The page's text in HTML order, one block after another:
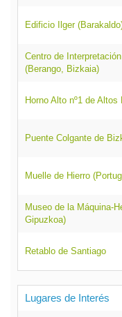
Edificio Ilger
Centro de
(Berango, Bizkaia)
Horno Alto nº1 de
Puente Colgante de
Muelle de Hierro
Museo de la Máquina-
Gipuzkoa)
Retablo de Santiago
Lugares de Interés